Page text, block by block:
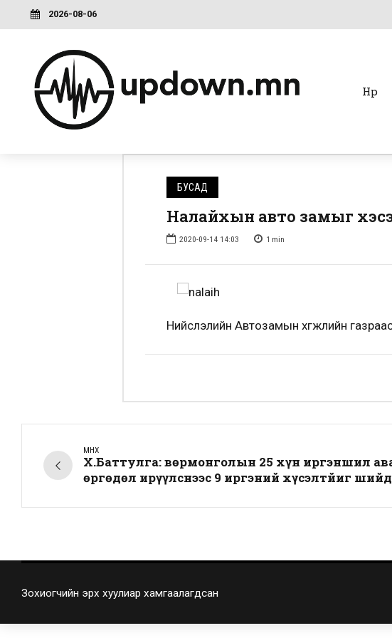
2026-08-06
Нүүр
БУСАД
Налайхын авто замыг
2020-09-14 14:03 1 min
Нийслэлийн Автозамын хөгжлийн
ӨМНӨХ
Х.Баттулга: Өвөрмонголын 25 хүн иргэншил
өргөдөл ирүүлснээс 9 иргэний хүсэлтйиг
Зохиогчийн эрх хуулиар хамгаалагдсан